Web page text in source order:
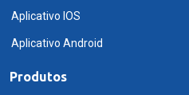
Aplicativo IOS
Aplicativo Android
Produtos